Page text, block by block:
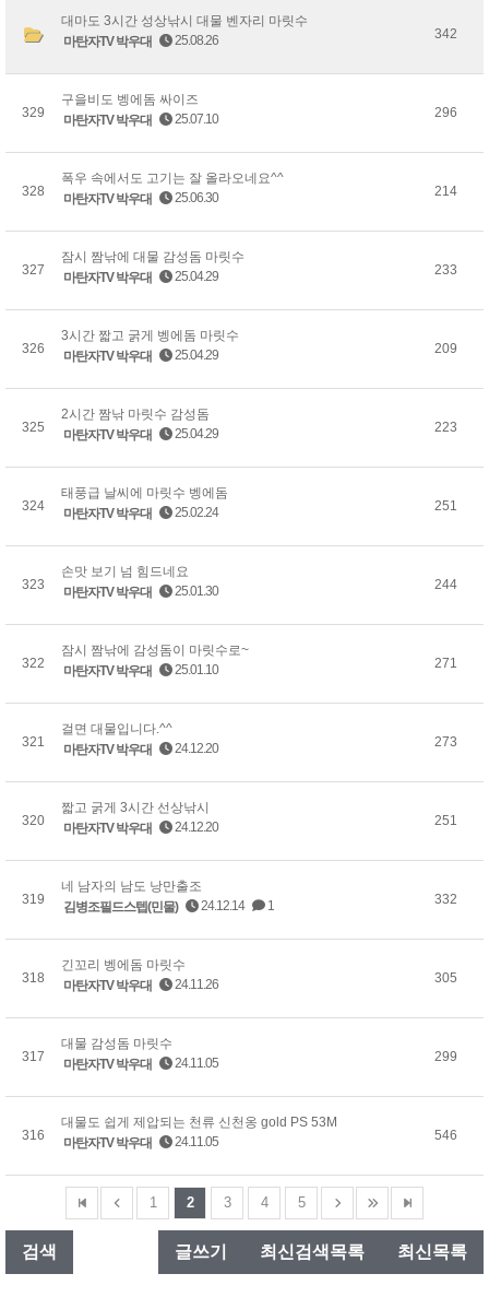
대마도 3시간 성상낚시 대물 벤자리 마릿수
마탄자TV 박우대
25.08.26 342
329
구을비도 벵에돔 싸이즈
마탄자TV 박우대
25.07.10 296
328
폭우 속에서도 고기는 잘 올라오네요^^
마탄자TV 박우대
25.06.30 214
327
잠시 짬낚에 대물 감성돔 마릿수
마탄자TV 박우대
25.04.29 233
326
3시간 짧고 굵게 벵에돔 마릿수
마탄자TV 박우대
25.04.29 209
325
2시간 짬낚 마릿수 감성돔
마탄자TV 박우대
25.04.29 223
324
태풍급 날씨에 마릿수 벵에돔
마탄자TV 박우대
25.02.24 251
323
손맛 보기 넘 힘드네요
마탄자TV 박우대
25.01.30 244
322
잠시 짬낚에 감성돔이 마릿수로~
마탄자TV 박우대
25.01.10 271
321
걸면 대물입니다.^^
마탄자TV 박우대
24.12.20 273
320
짧고 굵게 3시간 선상낚시
마탄자TV 박우대
24.12.20 251
319
네 남자의 남도 낭만출조
김병조필드스텝(민물)
24.12.14 1 332
318
긴꼬리 벵에돔 마릿수
마탄자TV 박우대
24.11.26 305
317
대물 감성돔 마릿수
마탄자TV 박우대
24.11.05 299
316
대물도 쉽게 제압되는 천류 신천옹 gold PS 53M
마탄자TV 박우대
24.11.05 546
1 2 3 4 5
검색 글쓰기 최신검색목록 최신목록